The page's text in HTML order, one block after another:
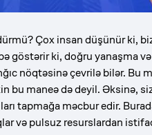
Çox insan düşünür ki,
göstərir ki, doğru yanaşma
nöqtəsinə çevrilə bilər. Bu
bu maneə də deyil. Əksinə,
tapmağa məcbur edir.
və pulsuz resurslardan